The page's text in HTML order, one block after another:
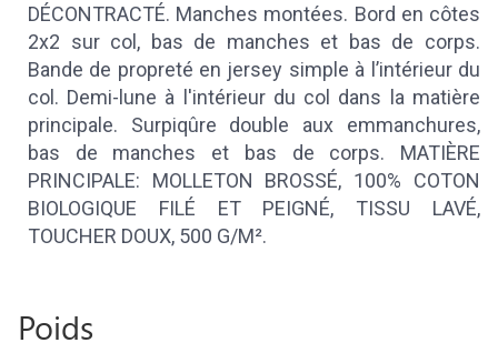
DÉCONTRACTÉ. Manches montées. Bord en côtes
2x2 sur col, bas de manches et bas de corps.
Bande de propreté en jersey simple à l’intérieur du
col. Demi-lune à l'intérieur du col dans la matière
principale. Surpiqûre double aux emmanchures,
bas de manches et bas de corps. MATIÈRE
PRINCIPALE: MOLLETON BROSSÉ, 100% COTON
BIOLOGIQUE FILÉ ET PEIGNÉ, TISSU LAVÉ,
TOUCHER DOUX, 500 G/M².
Poids